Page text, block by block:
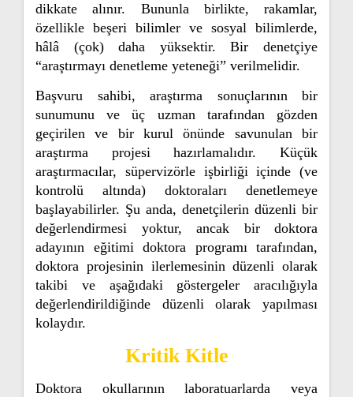
dikkate alınır. Bununla birlikte, rakamlar,
özellikle beşeri bilimler ve sosyal bilimlerde,
hâlâ (çok) daha yüksektir. Bir denetçiye
“araştırmayı denetleme yeteneği” verilmelidir.
Başvuru sahibi, araştırma sonuçlarının bir
sunumunu ve üç uzman tarafından gözden
geçirilen ve bir kurul önünde savunulan bir
araştırma projesi hazırlamalıdır. Küçük
araştırmacılar, süpervizörle işbirliği içinde (ve
kontrolü altında) doktoraları denetlemeye
başlayabilirler. Şu anda, denetçilerin düzenli bir
değerlendirmesi yoktur, ancak bir doktora
adayının eğitimi doktora programı tarafından,
doktora projesinin ilerlemesinin düzenli olarak
takibi ve aşağıdaki göstergeler aracılığıyla
değerlendirildiğinde düzenli olarak yapılması
kolaydır.
Kritik Kitle
Doktora okullarının laboratuarlarda veya